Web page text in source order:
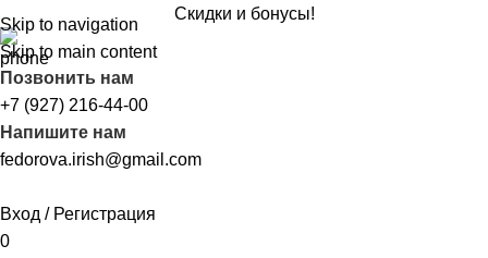
Skip to navigation
Skip to main content
Скидки и бонусы!
Позвонить нам
+7 (927) 216-44-00
Напишите нам
fedorova.irish@gmail.com
Вход / Регистрация
0